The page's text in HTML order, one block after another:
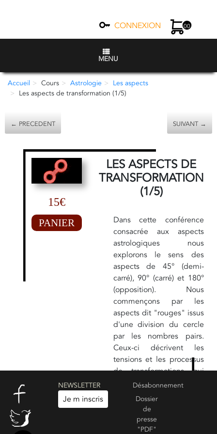
CONNEXION 00
MENU
Accueil Cours Astrologie
Les aspects
Les aspects de transformation (1/5)
← PRECEDENT SUIVANT →
15€
PANIER
LES ASPECTS DE
TRANSFORMATION
(1/5)
Dans cette conférence
consacrée aux aspects
astrologiques nous
explorons le sens des
aspects de 45° (demi-
carré), 90° (carré) et 180°
(opposition). Nous
commençons par les
aspects dit "rouges" issus
d'une division du cercle
par les nombres pairs.
Ceux-ci décrivent les
tensions et les processus
de transformations qui
animent la vie de la
personne. A voir
également :
bleus d’ouverture de la
conscience (2/5)
NEWSLETTER
Je m inscris
Désabonnement
Dossier
de
presse
"PDF"